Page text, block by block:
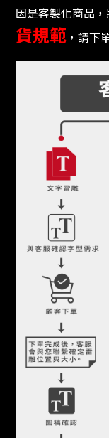
因是客製化商品
貨規範 ，請下